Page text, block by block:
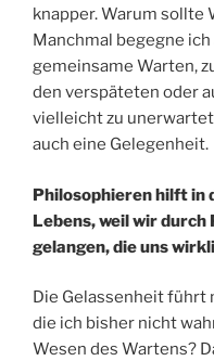
knapper. Warum sollte
Manchmal begegne
gemeinsame Warten,
den verspäteten oder
vielleicht zu
auch eine Gelegenheit.
Philosophieren hilft in
Lebens, weil wir durch
gelangen, die uns
Die Gelassenheit führt
die ich bisher nicht
Wesen des Wartens?